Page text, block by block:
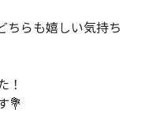
らも嬉しい気持ち
！
💐